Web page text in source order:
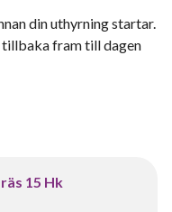
din uthyrning startar.
fram till dagen
15 Hk